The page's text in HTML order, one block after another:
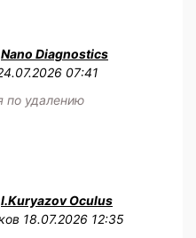
Nano Diagnostics
07:41
по удалению
I.Kuryazov Oculus
18.07.2026 12:35